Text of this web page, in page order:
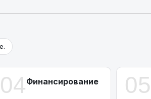
04Финансирование 05